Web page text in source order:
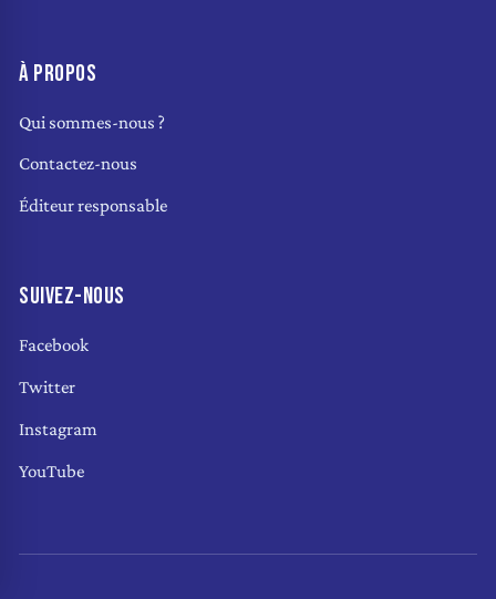
À PROPOS
Qui sommes-nous ?
Contactez-nous
Éditeur responsable
SUIVEZ-NOUS
Facebook
Twitter
Instagram
YouTube